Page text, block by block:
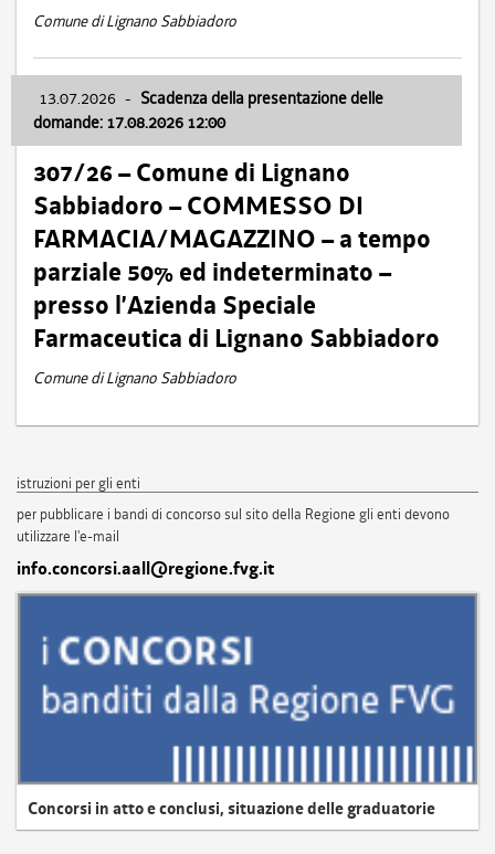
Comune di Lignano Sabbiadoro
13.07.2026 - Scadenza della presentazione delle
domande: 17.08.2026 12:00
307/26 – Comune di Lignano
Sabbiadoro – COMMESSO DI
FARMACIA/MAGAZZINO – a tempo
parziale 50% ed indeterminato –
presso l’Azienda Speciale
Farmaceutica di Lignano Sabbiadoro
Comune di Lignano Sabbiadoro
istruzioni per gli enti
per pubblicare i bandi di concorso sul sito della Regione gli enti devono
utilizzare l'e-mail
info.concorsi.aall@regione.fvg.it
Concorsi in atto e conclusi, situazione delle graduatorie